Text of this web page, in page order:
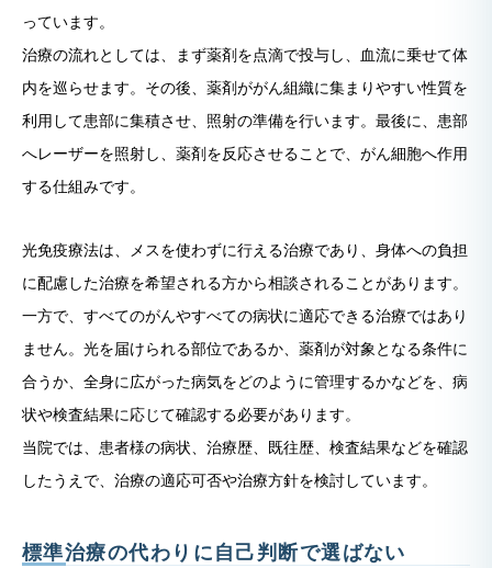
っています。
治療の流れとしては、まず薬剤を点滴で投与し、血流に乗せて体
内を巡らせます。その後、薬剤ががん組織に集まりやすい性質を
利用して患部に集積させ、照射の準備を行います。最後に、患部
へレーザーを照射し、薬剤を反応させることで、がん細胞へ作用
する仕組みです。
光免疫療法は、メスを使わずに行える治療であり、身体への負担
に配慮した治療を希望される方から相談されることがあります。
一方で、すべてのがんやすべての病状に適応できる治療ではあり
ません。光を届けられる部位であるか、薬剤が対象となる条件に
合うか、全身に広がった病気をどのように管理するかなどを、病
状や検査結果に応じて確認する必要があります。
当院では、患者様の病状、治療歴、既往歴、検査結果などを確認
したうえで、治療の適応可否や治療方針を検討しています。
標準治療の代わりに自己判断で選ばない